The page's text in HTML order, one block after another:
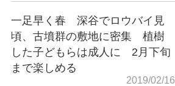
一足早く春 深谷でロウバイ見
頃、古墳群の敷地に密集 植樹
した子どもらは成人に 2月下旬
まで楽しめる
2019/02/16